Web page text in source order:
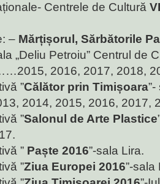
Centrele de Cultură
– Mărțișorul, Sărbătorile
„Deliu Petroiu” Centrul de
2016, 2017, 2018,
”Călător prin Timișoara
2014, 2015, 2016, 2017,
”Salonul de Arte Plastice
” Paște 2016”-sala Lira.
”Ziua Europei 2016”-sala